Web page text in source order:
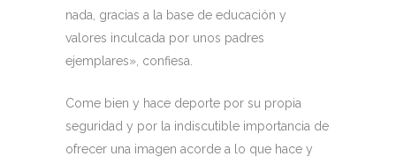
nada, gracias a la base de educación y
valores inculcada por unos padres
ejemplares», confiesa.
Come bien y hace deporte por su propia
seguridad y por la indiscutible importancia de
ofrecer una imagen acorde a lo que hace y